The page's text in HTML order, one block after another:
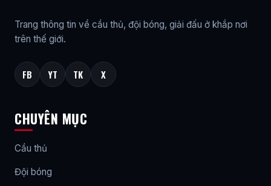
Trang thông tin về cầu thủ, đội bóng, giải đấu ở khắp nơi
trên thế giới.
FB YT TK X
CHUYÊN MỤC
Cầu thủ
Đội bóng